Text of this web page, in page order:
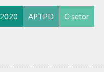
APTPD O setor